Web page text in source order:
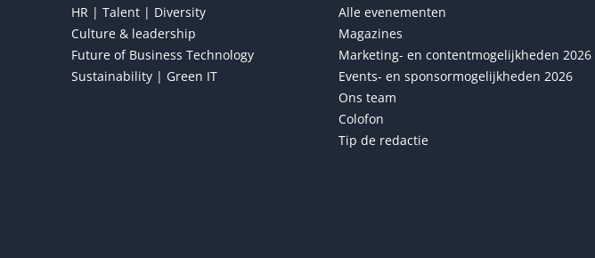
HR | Talent | Diversity
Culture & leadership
Future of Business Technology
Sustainability | Green IT
Alle evenementen
Magazines
Marketing- en contentmogelijkheden 2026
Events- en sponsormogelijkheden 2026
Ons team
Colofon
Tip de redactie